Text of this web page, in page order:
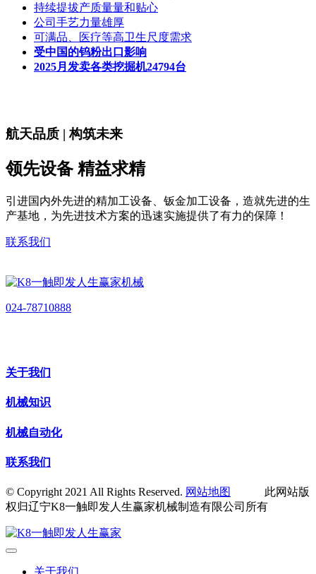
持续提拔产质量量和贴心
公司手艺力量雄厚
可满品、医疗等高卫生尺度需求
受中国的钨粉出口影响
2025月发卖各类挖掘机24794台
航天品质 | 构筑未来
领先设备 精益求精
引进国内外先进的精加工设备、钣金加工设备，造就先进的生
产基地，为先进技术方案的迅速实施提供了有力的保障！
联系我们
024-78710888
关于我们
机械知识
机械自动化
联系我们
© Copyright 2021 All Rights Reserved. 网站地图
此网站版
权归辽宁K8一触即发人生赢家机械制造有限公司所有
关于我们